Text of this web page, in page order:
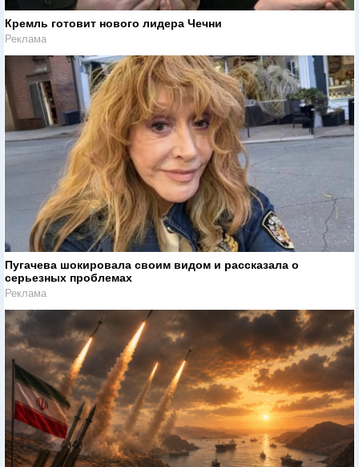
Кремль готовит нового лидера Чечни
Реклама
Пугачева шокировала своим видом и рассказала о
серьезных проблемах
Реклама